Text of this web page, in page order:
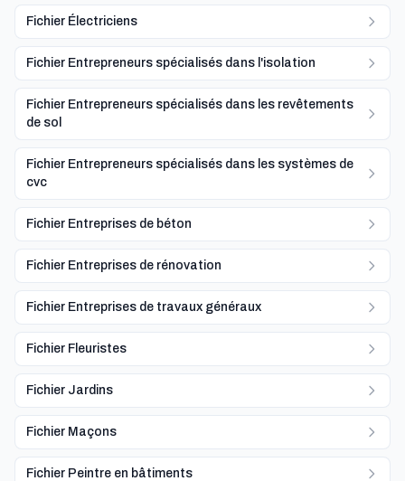
Fichier Électriciens
Fichier Entrepreneurs spécialisés dans l'isolation
Fichier Entrepreneurs spécialisés dans les revêtements
de sol
Fichier Entrepreneurs spécialisés dans les systèmes de
cvc
Fichier Entreprises de béton
Fichier Entreprises de rénovation
Fichier Entreprises de travaux généraux
Fichier Fleuristes
Fichier Jardins
Fichier Maçons
Fichier Peintre en bâtiments